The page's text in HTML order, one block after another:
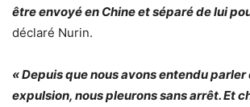
être envoyé en Chine et séparé de lui
déclaré Nurin.
« Depuis que nous avons entendu
expulsion, nous pleurons sans arrêt. Et